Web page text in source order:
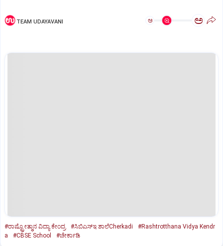
TEAM UDAYAVANI ಅ ಅ
#ರಾಷ್ಟ್ರೋತ್ಥಾನ ವಿದ್ಯಾ ಕೇಂದ್ರ #ಸಿಬಿಎಸ್‌ಇ ಶಾಲೆCherkadi
#Rashtrotthana Vidya Kendr
a
#CBSE School #ಚೇರ್ಕಾಡಿ